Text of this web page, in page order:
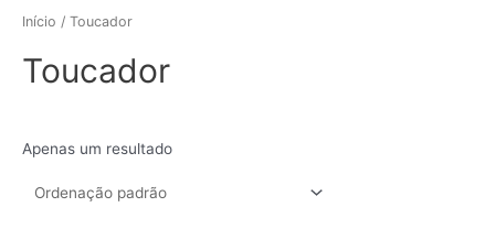
Início / Toucador
Toucador
Apenas um resultado